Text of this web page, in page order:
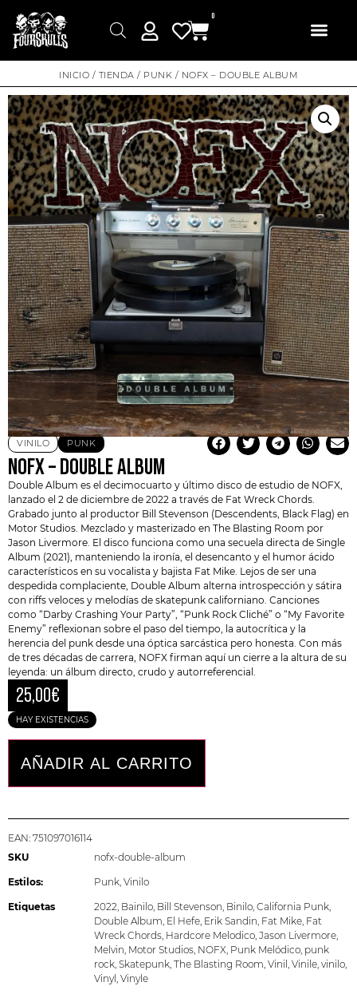
0
INICIO / TIENDA / PUNK / NOFX – DOUBLE ALBUM
VINILO PUNK
NOFX – DOUBLE ALBUM
Double Album es el decimocuarto y último disco de estudio de NOFX
lanzado el 2 de diciembre de 2022 a través de Fat Wreck Chords.
Grabado junto al productor Bill Stevenson (Descendents, Black Flag) en
Motor Studios. Mezclado y masterizado en The Blasting Room por
Jason Livermore. El disco funciona como una secuela directa de Single
Album (2021), manteniendo la ironía, el desencanto y el humor ácido
característicos en su vocalista y bajista Fat Mike . Lejos de ser una
despedida complaciente, Double Album alterna introspección y sátira
con riffs veloces y melodías de skatepunk californiano. Canciones
como “Darby Crashing Your Party”, “Punk Rock Cliché” o “My Favorite
Enemy” reflexionan sobre el paso del tiempo, la autocrítica y la
herencia del punk desde una óptica sarcástica pero honesta. Con más
de tres décadas de carrera, NOFX firman aquí un cierre a la altura de su
leyenda: un álbum directo, crudo y autorreferencial.
25,00€
HAY EXISTENCIAS
AÑADIR AL CARRITO
EAN: 751097016114
SKU
nofx-double-album
Estilos: Punk, Vinilo
Etiquetas 2022, Bainilo, Bill Stevenson, Binilo, California Punk,
Double Album, El Hefe, Erik Sandin, Fat Mike, Fat
Wreck Chords, Hardcore Melodico, Jason Livermore,
Melvin, Motor Studios, NOFX, Punk Melódico, punk
rock, Skatepunk, The Blasting Room, Vinil , Vinile, vinilo,
Vinyl, Vinyle